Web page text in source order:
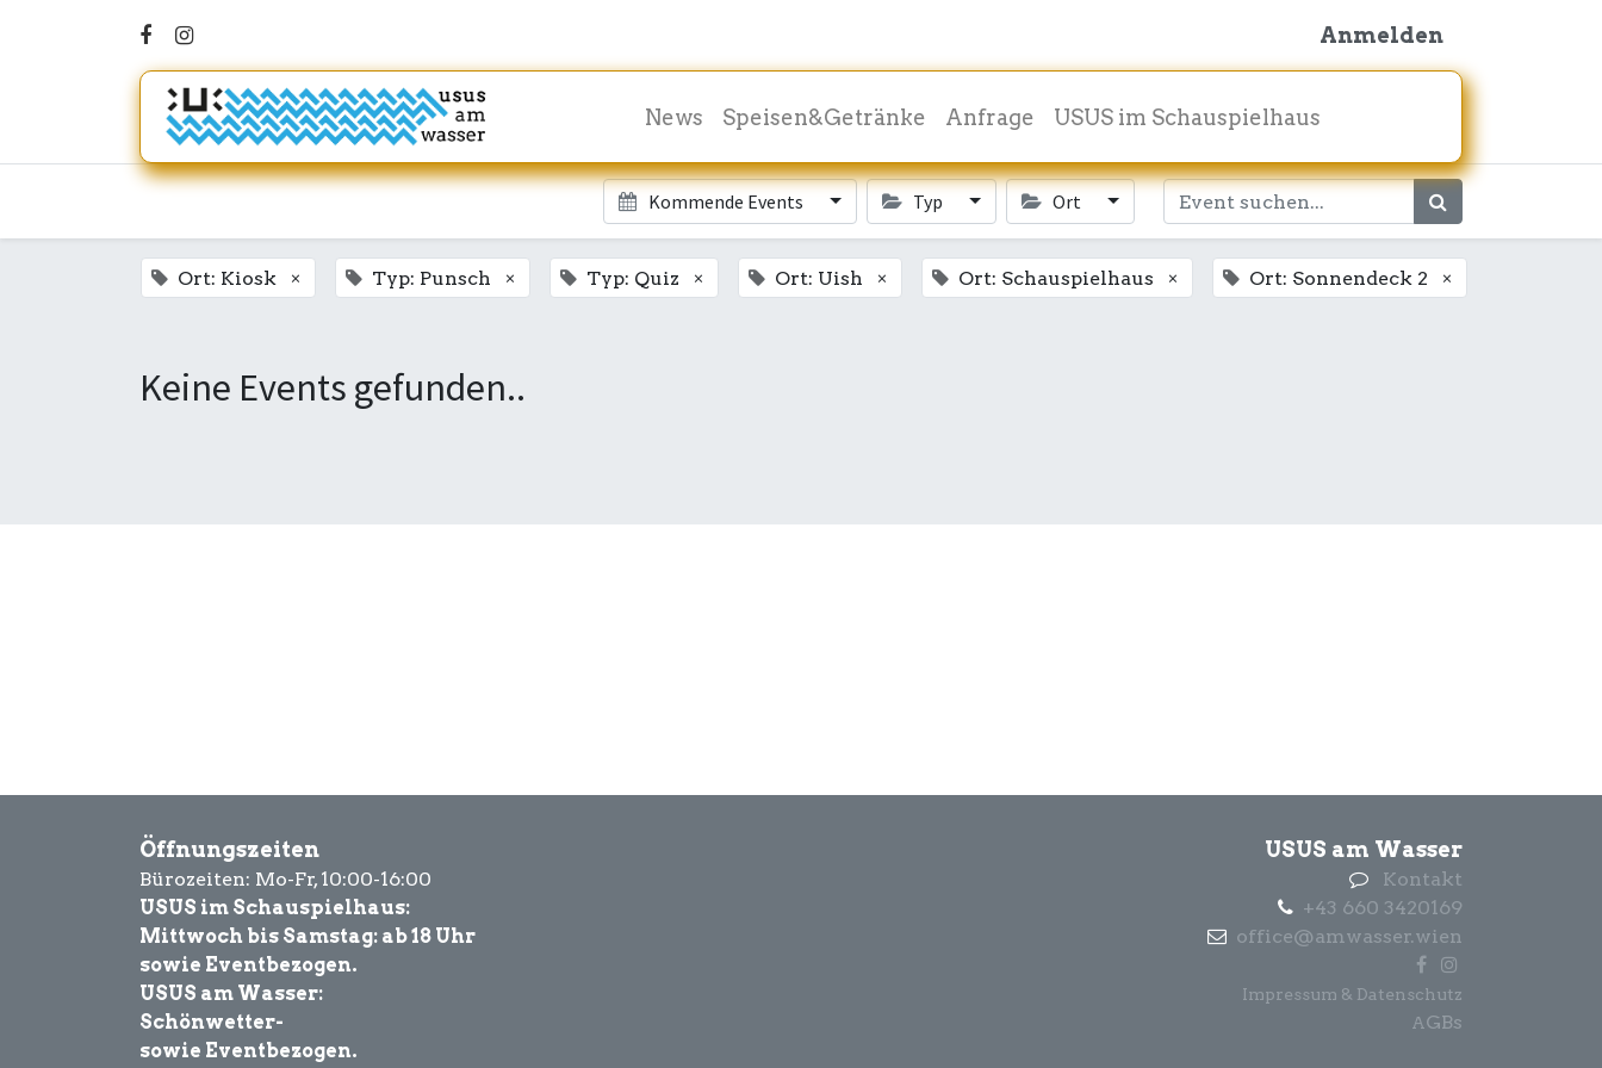
Anmelden
News Speisen&Getränke Anfrage USUS im Schauspielhaus
Kommende Events Typ Ort
Ort: Kiosk × Typ: Punsch × Typ: Quiz × Ort: Uish × Ort: Schauspielhaus × Ort: Sonnendeck 2 ×
Keine Events gefunden..
Öffnungszeiten
Bürozeiten: Mo-Fr, 10:00-16:00
USUS im Schauspielhaus:
Mittwoch bis Samstag: ab 18 Uhr
sowie Eventbezogen.
USUS am Wasser:
Schönwetter-
sowie Eventbezogen.
USUS am Wasser
Kontakt
+43 660 3420169
office@amwasser.wien
Impressum & Datenschutz
AGBs